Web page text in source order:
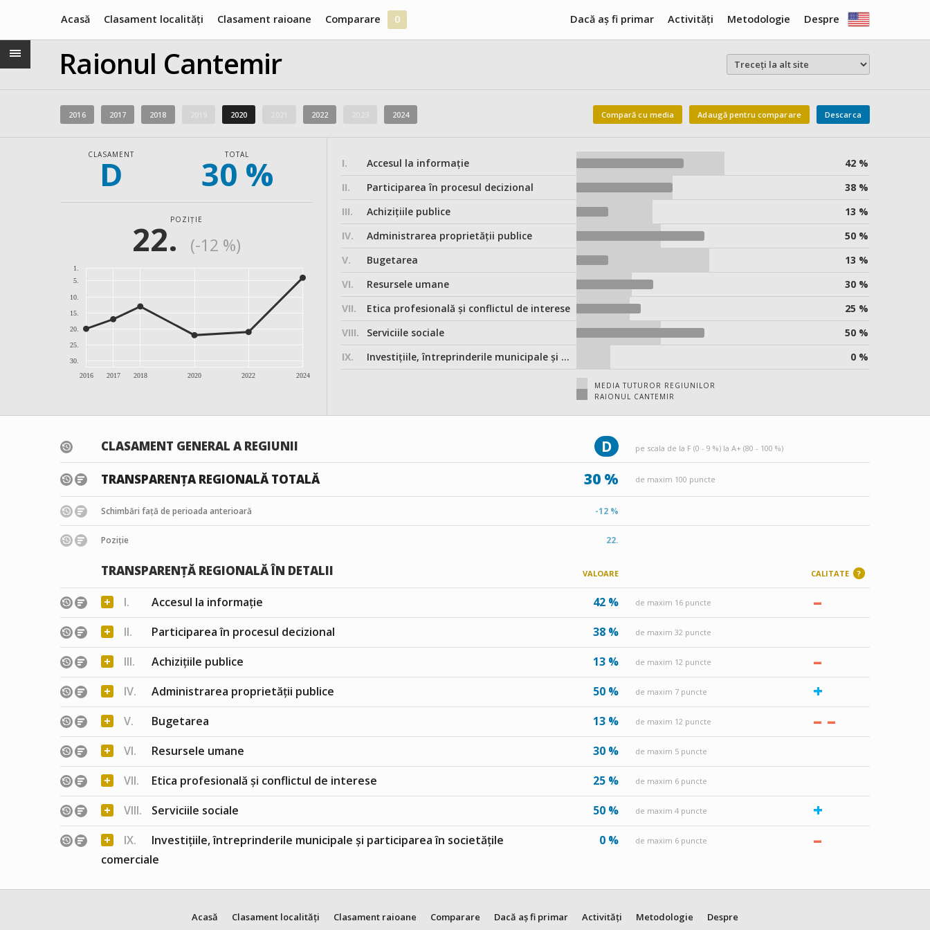
Acasă Despre
Clasament localități Metodologie
Clasament raioane Activități
Comparare 0 Dacă aș fi primar
Raionul Cantemir
2016 2017 2018 2020 2022 2024 Descarca
Adaugă pentru comparare
Compară cu media
CLASAMENT
D TOTAL
30 %
POZIȚIE
22. (-12 %)
2016 2017 2018 2020 2022 2024
1.
5.
10.
15.
20.
25.
30.
I. Accesul la informație
42 %
II.
Participarea în procesul decizional
38 %
III.
Achizițiile publice
13 %
IV.
Administrarea proprietății publice
50 %
V.
Bugetarea
13 %
VI.
Resursele umane
30 %
VII.
Etica profesională și conflictul de interese
25 %
VIII.
Serviciile sociale
50 %
IX.
Investițiile, întreprinderile municipale și participarea în societățile comerciale 0 %
MEDIA TUTUROR REGIUNILOR
RAIONUL CANTEMIR
CLASAMENT GENERAL A REGIUNII D pe scala de la F (0 - 9 %) la A+ (80 - 100 %)
TRANSPARENȚA REGIONALĂ TOTALĂ 30 % de maxim 100 puncte
Schimbări față de perioada anterioară -12 %
Poziție 22.
TRANSPARENȚĂ REGIONALĂ ÎN DETALII VALOARE CALITATE ?
+ I. Accesul la informație 42 % de maxim 16 puncte –
+ II. Participarea în procesul decizional 38 % de maxim 32 puncte
+ III. Achizițiile publice 13 % de maxim 12 puncte –
+ IV. Administrarea proprietății publice 50 % de maxim 7 puncte +
+ V. Bugetarea 13 % de maxim 12 puncte – –
+ VI. Resursele umane 30 % de maxim 5 puncte
+ VII. Etica profesională și conflictul de interese 25 % de maxim 6 puncte
+ VIII. Serviciile sociale 50 % de maxim 4 puncte +
+ IX.
Investițiile, întreprinderile municipale și participarea în societățile
comerciale
0 % de maxim 6 puncte –
Acasă Clasament localități Clasament raioane Comparare Dacă aș fi primar Activități Metodologie Despre